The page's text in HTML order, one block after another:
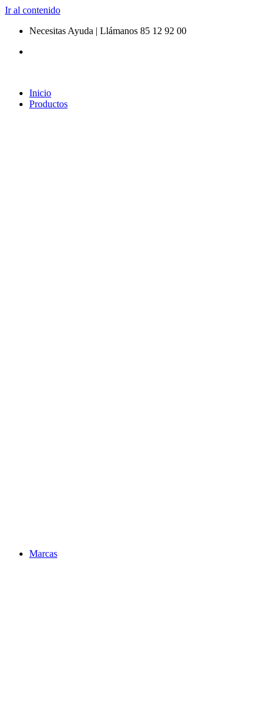
Ir al contenido
Necesitas Ayuda | Llámanos 85 12 92 00
Inicio
Productos
Marcas